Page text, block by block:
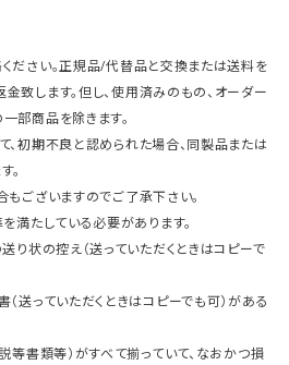
さい。正規品/代替品と交換または送料を
致します。但し、使用済みのもの、オーダー
部商品を除きます。
初期不良と認められた場合、同製品または
。
ございますのでご了承下さい。
満たしている必要があります。
り状の控え（送っていただくときはコピーで
送っていただくときはコピーでも可）がある
等書類等）がすべて揃っていて、なおかつ損